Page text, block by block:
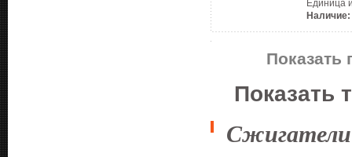
Единица
Наличие:
Показать
Показать